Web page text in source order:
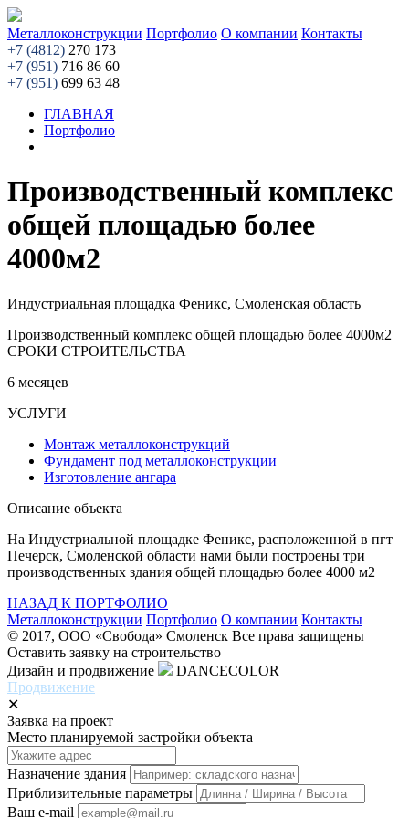
Металлоконструкции Портфолио О компании Контакты
+7 (4812) 270 173
+7 (951) 716 86 60
+7 (951) 699 63 48
ГЛАВНАЯ
Портфолио
Производственный комплекс
общей площадью более
4000м2
Индустриальная площадка Феникс, Смоленская область
Производственный комплекс общей площадью более 4000м2
СРОКИ СТРОИТЕЛЬСТВА
6 месяцев
УСЛУГИ
Монтаж металлоконструкций
Фундамент под металлоконструкции
Изготовление ангара
Описание объекта
На Индустриальной площадке Феникс, расположенной в пгт
Печерск, Смоленской области нами были построены три
производственных здания общей площадью более 4000 м2
НАЗАД К ПОРТФОЛИО
Металлоконструкции Портфолио О компании Контакты
© 2017, ООО «Свобода» Смоленск Все права защищены
Оставить заявку на строительство
Дизайн и продвижение
DANCECOLOR
Продвижение
✕
Заявка на проект
Место планируемой застройки объекта
Назначение здания
Приблизительные параметры
Ваш e-mail